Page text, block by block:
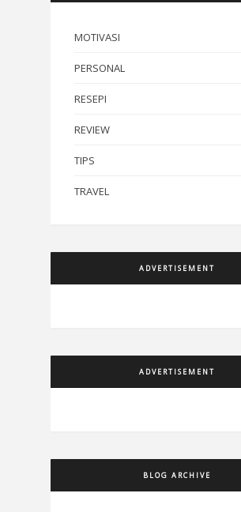
MOTIVASI
PERSONAL
RESEPI
REVIEW
TIPS
TRAVEL
ADVERTISEMENT
ADVERTISEMENT
BLOG ARCHIVE